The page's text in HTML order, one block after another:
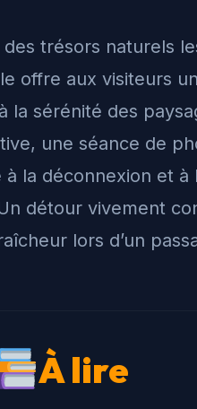
des trésors naturels
offre aux visiteurs
la sérénité des
une séance de
la déconnexion et à
détour vivement
lors d’un
À lire